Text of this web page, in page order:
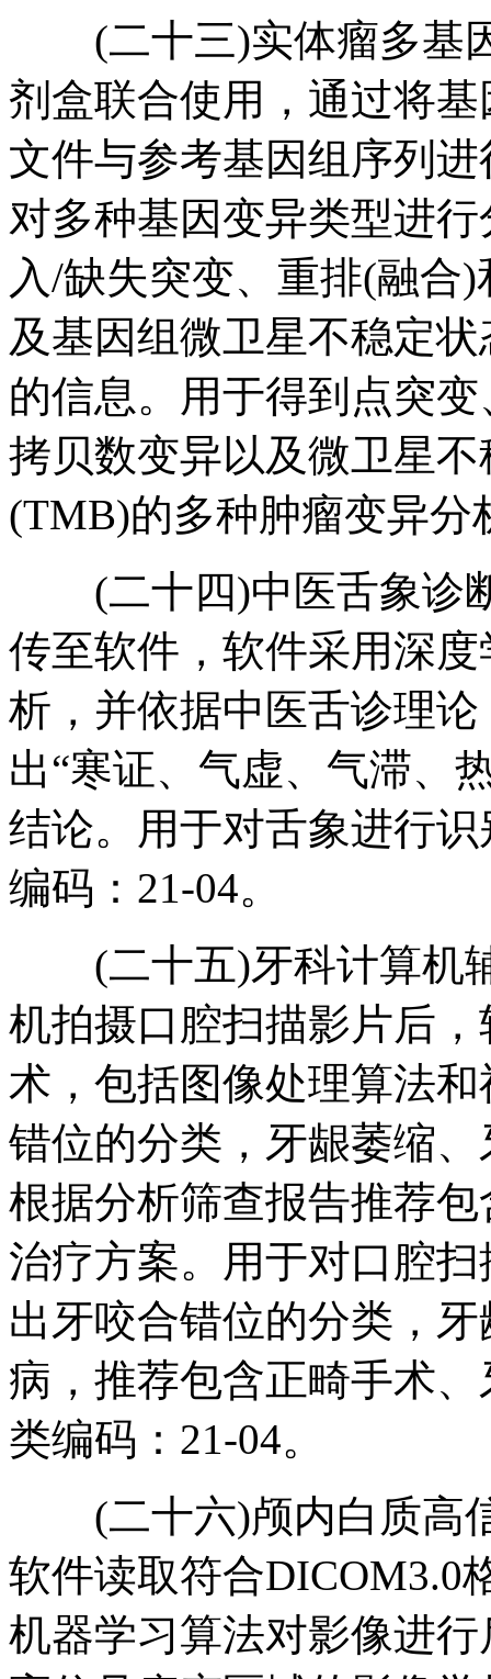
(二十三)实体瘤多基
剂盒联合使用，通过将
文件与参考基因组序列
对多种基因变异类型进
入/缺失突变、重排(融合
及基因组微卫星不稳定
的信息。用于得到点突
拷贝数变异以及微卫星
(TMB)的多种肿瘤变异分
(二十四)中医舌象诊
传至软件，软件采用深
析，并依据中医舌诊理
出“寒证、气虚、气滞、
结论。用于对舌象进行
编码：21-04。
(二十五)牙科计算机
机拍摄口腔扫描影片后
术，包括图像处理算法
错位的分类，牙龈萎缩
根据分析筛查报告推荐
治疗方案。用于对口腔
出牙咬合错位的分类，
病，推荐包含正畸手术
类编码：21-04。
(二十六)颅内白质高
软件读取符合DICOM3.0
机器学习算法对影像进